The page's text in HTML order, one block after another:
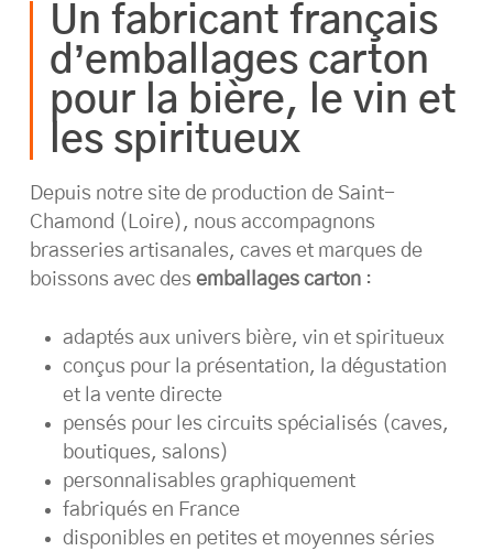
Un fabricant français
d’emballages carton
pour la bière, le vin et
les spiritueux
Depuis notre site de production de Saint-
Chamond (Loire), nous accompagnons
brasseries artisanales, caves et marques de
boissons avec des emballages carton:
adaptés aux univers bière, vin et spiritueux
conçus pour la présentation, la dégustation
et la vente directe
pensés pour les circuits spécialisés (caves,
boutiques, salons)
personnalisables graphiquement
fabriqués en France
disponibles en petites et moyennes séries